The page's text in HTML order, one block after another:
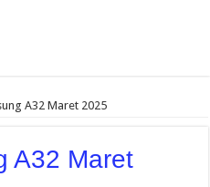
A32 Maret 2025
A32 Maret